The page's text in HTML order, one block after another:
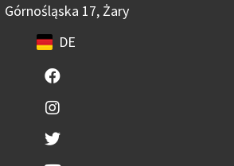
Górnośląska 17, Żary
DE